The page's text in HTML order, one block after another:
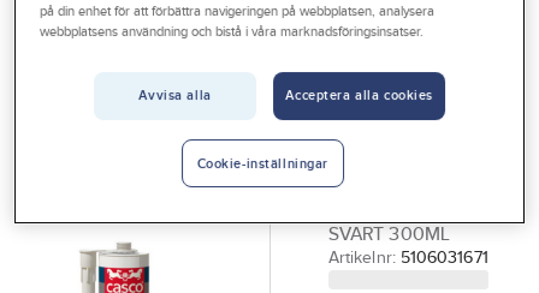
Outlet
Vanliga frågor
Pannkitt,
Casco Heat
1500 C
PANNKITT HEAT
SVART 300ML
Artikelnr: 5106031671
på din enhet för att förbättra navigeringen på webbplatsen, analysera
webbplatsens användning och bistå i våra marknadsföringsinsatser.
Avvisa alla Acceptera alla cookies
Cookie-inställningar